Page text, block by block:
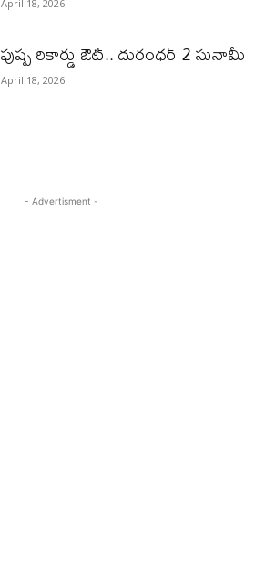
April 18, 2026
పుష్ప రికార్డు ఔట్‌.. దురంధ‌ర్ 2 సునామీ
April 18, 2026
- Advertisment -